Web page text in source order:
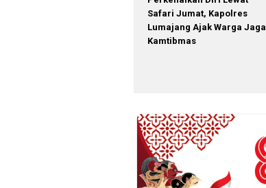
Safari Jumat, Kapolres
Lumajang Ajak Warga Jaga
Kamtibmas